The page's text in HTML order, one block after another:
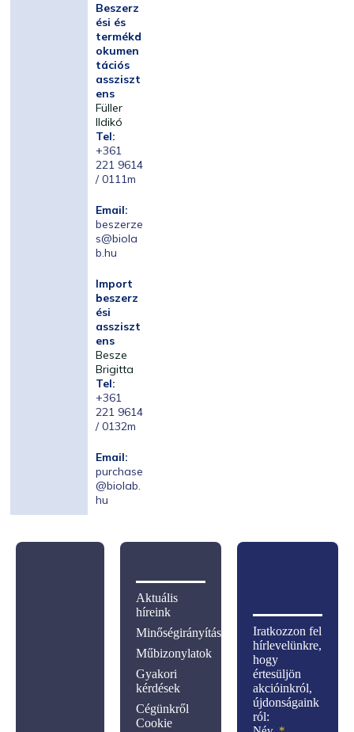
Beszerz
ési és
termékd
okumen
tációs
assziszt
ens
Füller
Ildikó
Tel:
+361
221 9614
/ 0111m
Email:
beszerze
s@biola
b.hu
Import
beszerz
ési
assziszt
ens
Besze
Brigitta
Tel:
+361
221 9614
/ 0132m
Email:
purchase
@biolab.
hu
Iratkozzon fel
hírlevelünkre,
hogy
értesüljön
akcióinkról,
újdonságaink
ról:
Aktuális
híreink
Minőségirányítás
Műbizonylatok
Gyakori
kérdések
Cégünkről
Cookie